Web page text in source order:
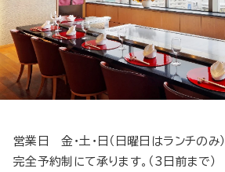
営業日 金・土・日（日曜日はランチのみ）
完全予約制にて承ります。（3日前まで）